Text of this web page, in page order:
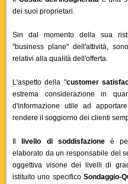
dei suoi proprietari.
Sin dal momento della sua
"business plane" dell'attività,
relativi alla qualità dell'offerta.
L'aspetto della "customer
estrema considerazione in
d'informazione utile ad
rendere il soggiorno dei clienti
livello di soddisfazione è
elaborato da un responsabile del
oggettiva visone dei livelli di
istituito uno specificoSondaggio-